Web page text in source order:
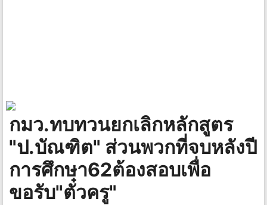
กมว.ทบทวนยกเลิกหลักสูตร
"ป.บัณฑิต" ส่วนพวกที่จบหลังปี
การศึกษา62ต้องสอบเพื่อ
ขอรับ"ตั๋วครู"